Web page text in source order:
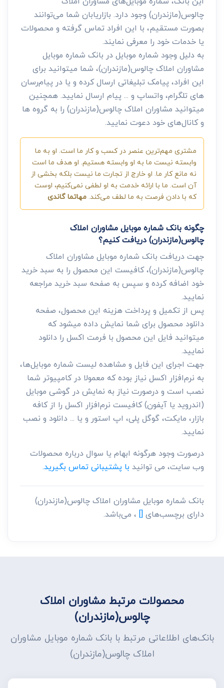
چالوس(مازندران) وجود دارد. بازاریابان شما می‌توانند
بصورت مستقیم، با این افراد تماس گرفته و محصولات
یا خدمات خود را معرفی نمایند.
به دلیل وجود شماره موبایل در بانک شماره موبایل
مشاوران املاک چالوس(مازندران)، شما میتوانید برای
این افراد، پیامک تبلیغاتی ارسال کرده و یا در پیام‌رسان
های تلگرام، واتساپ و ... پیام ارسال نمایید. همچنین
میتوانید مشاوران املاک چالوس(مازندران) را به گروه ها
و کانال‌های خود دعوت نمایید.
مشتری مهم‌ترین عنصر در کسب و کار ما است. او به ما
وابسته نیست ما به او وابسته هستیم. او هدف ما است
نه مانع کار ما. او خارج از تجارت ما نیست بلکه بخشی از
آن است. ما با ارائه خدمت به او لطفی نمی‌کنیم، اوست
که با دادن فرصت به ما لطف می‌کند. مهاتما گاندی
چگونه بانک شماره موبایل مشاوران املاک
چالوس(مازندران) دریافت کنیم؟
جهت دریافت بانک شماره موبایل مشاوران املاک
چالوس(مازندران)، کافیست این محصول را به سبد خرید
خود اضافه کرده و سپس به صفحه سبد خرید مراجعه
نمایید.
پس از تکمیل و پرداخت هزینه این محصول، صفحه
دانلود محصول برای شما نمایش داده میشود که
میتوانید فایل این محصول با فرمت اکسل را دانلود
نمایید.
جهت اجرای این فایل و مشاهده لیست شماره موبایل‌ها،
به نرم‌افزار اکسل نیاز بوده که معمولا در کامپیوتر شما
نصب است و درصورت نیاز به نمایش در گوشی موبایل
(اندروید یا آیفون) کافیست نرم‌افزار اکسل را از کافه
بازار، مایکت، گوگل پلی، اپ استور و یا ... دانلود و نصب
نمایید.
درصورت وجود هرگونه ابهام یا سوال درباره محصولات
وب سایت، می توانید با پشتیبانی تماس بگیرید.
بانک شماره موبایل مشاوران املاک چالوس(مازندران)
دارای برچسب‌های[] ، می‌باشد.
محصولات مرتبط مشاوران املاک
چالوس(مازندران)
بانک‌های اطلاعاتی مرتبط با بانک شماره موبایل مشاوران
املاک چالوس(مازندران)